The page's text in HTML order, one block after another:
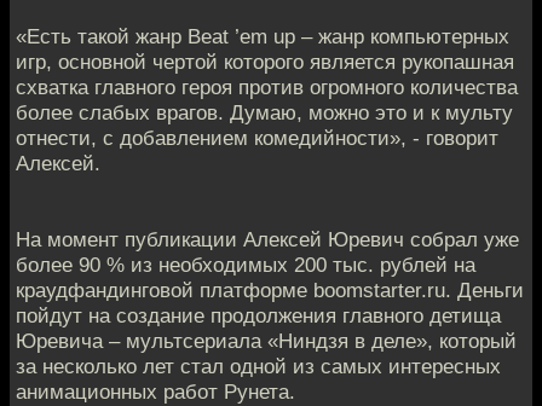
«Есть такой жанр Beat ’em up – жанр компьютерных
игр, основной чертой которого является рукопашная
схватка главного героя против огромного количества
более слабых врагов. Думаю, можно это и к мульту
отнести, с добавлением комедийности», - говорит
Алексей.
На момент публикации Алексей Юревич собрал уже
более 90 % из необходимых 200 тыс. рублей на
краудфандинговой платформе boomstarter.ru. Деньги
пойдут на создание продолжения главного детища
Юревича – мультсериала «Ниндзя в деле», который
за несколько лет стал одной из самых интересных
анимационных работ Рунета.